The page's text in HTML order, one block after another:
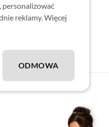
personalizować
reklamy. Więcej
ODMOWA